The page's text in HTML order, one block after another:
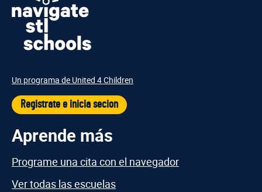
Un programa de United 4 Children
Registrate e inicia secion
Aprende más
Programe una cita con el navegador
Ver todas las escuelas